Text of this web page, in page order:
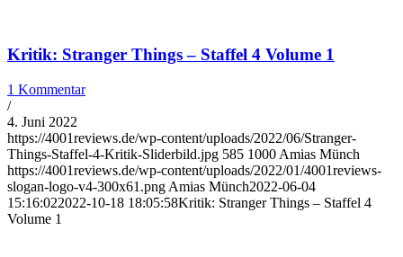
Kritik: Stranger Things – Staffel 4 Volume 1
1 Kommentar
/
4. Juni 2022
https://4001reviews.de/wp-content/uploads/2022/06/Stranger-
Things-Staffel-4-Kritik-Sliderbild.jpg 585 1000 Amias Münch
https://4001reviews.de/wp-content/uploads/2022/01/4001reviews-
slogan-logo-v4-300x61.png Amias Münch2022-06-04
15:16:022022-10-18 18:05:58Kritik: Stranger Things – Staffel 4
Volume 1